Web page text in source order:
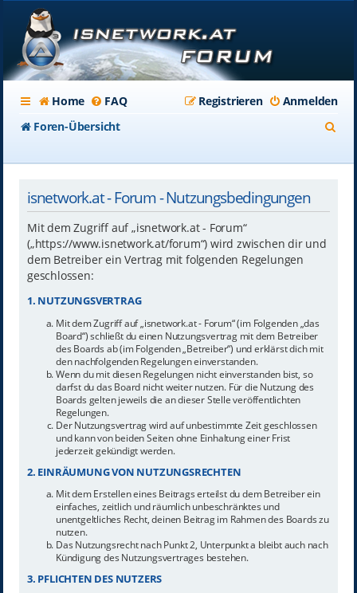
Home FAQ Anmelden
Registrieren
Foren-Übersicht
isnetwork.at - Forum - Nutzungsbedingungen
Mit dem Zugriff auf „isnetwork.at - Forum“
(„https://www.isnetwork.at/forum“) wird zwischen dir und
dem Betreiber ein Vertrag mit folgenden Regelungen
geschlossen:
1. NUTZUNGSVERTRAG
Mit dem Zugriff auf „isnetwork.at - Forum“ (im Folgenden „das
Board“) schließt du einen Nutzungsvertrag mit dem Betreiber
des Boards ab (im Folgenden „Betreiber“) und erklärst dich mit
den nachfolgenden Regelungen einverstanden.
Wenn du mit diesen Regelungen nicht einverstanden bist, so
darfst du das Board nicht weiter nutzen. Für die Nutzung des
Boards gelten jeweils die an dieser Stelle veröffentlichten
Regelungen.
Der Nutzungsvertrag wird auf unbestimmte Zeit geschlossen
und kann von beiden Seiten ohne Einhaltung einer Frist
jederzeit gekündigt werden.
2. EINRÄUMUNG VON NUTZUNGSRECHTEN
Mit dem Erstellen eines Beitrags erteilst du dem Betreiber ein
einfaches, zeitlich und räumlich unbeschränktes und
unentgeltliches Recht, deinen Beitrag im Rahmen des Boards zu
nutzen.
Das Nutzungsrecht nach Punkt 2, Unterpunkt a bleibt auch nach
Kündigung des Nutzungsvertrages bestehen.
3. PFLICHTEN DES NUTZERS